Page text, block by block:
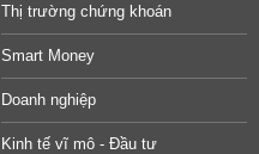
Thị trường chứng khoán
Smart Money
Doanh nghiệp
Kinh tế vĩ mô - Đầu tư